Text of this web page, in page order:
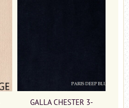
GALLA CHESTER 3-